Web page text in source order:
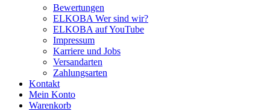
Bewertungen
ELKOBA Wer sind wir?
ELKOBA auf YouTube
Impressum
Karriere und Jobs
Versandarten
Zahlungsarten
Kontakt
Mein Konto
Warenkorb